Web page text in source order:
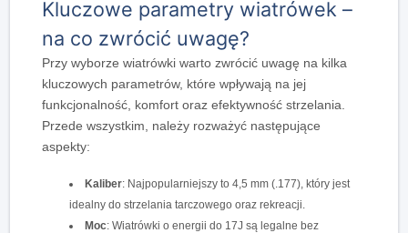
Kluczowe parametry wiatrówek –
na co zwrócić uwagę?
Przy wyborze wiatrówki warto zwrócić uwagę na kilka
kluczowych parametrów, które wpływają na jej
funkcjonalność, komfort oraz efektywność strzelania.
Przede wszystkim , należy rozważyć następujące
aspekty:
Kaliber: Najpopularniejszy to 4,5 mm (.177), który jest
idealny do strzelania tarczowego oraz rekreacji.
Moc: Wiatrówki o energii do 17J są legalne bez